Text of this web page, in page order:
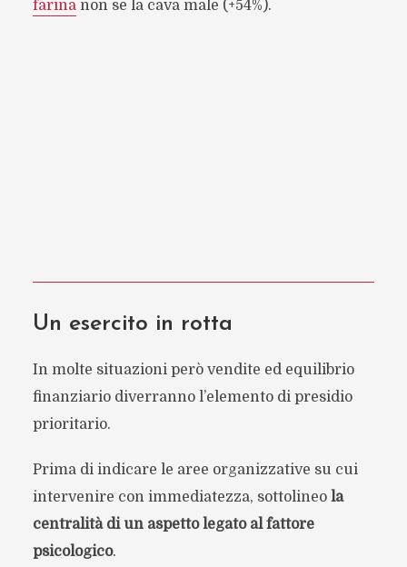
farinanon se la cava male (+54%).
Un esercito in rotta
In molte situazioni però vendite ed equilibrio
finanziario diverranno l’elemento di presidio
prioritario.
Prima di indicare le aree organizzative su cui
intervenire con immediatezza, sottolineo la
centralità di un aspetto legato al fattore
psicologico.